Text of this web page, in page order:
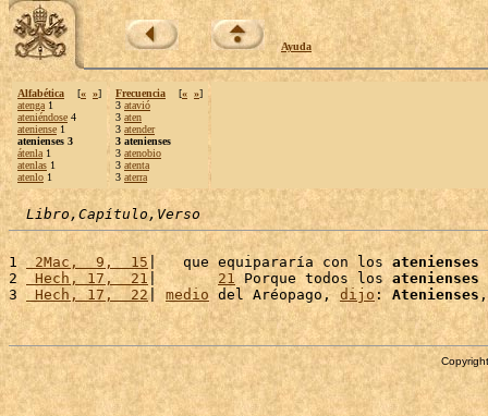
Ayuda
Alfabética [« »]
atenga 1
ateniéndose 4
ateniense 1
atenienses 3
átenla 1
atenlas 1
atenlo 1
Frecuencia [« »]
3 atavió
3 aten
3 atender
3 atenienses
3 atenobio
3 atenta
3 aterra
Libro,Capítulo,Verso
1 2Mac,  9,  15 |   que equipararía con los atenienses
2 Hech, 17,  21 | 21 Porque todos los atenienses
3
Hech, 17,  22| medio del Aréopago, dijo : Atenienses